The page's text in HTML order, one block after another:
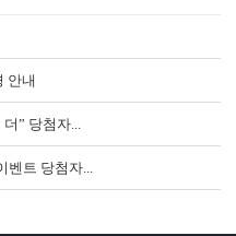
안내
” 당첨자...
트 당첨자...